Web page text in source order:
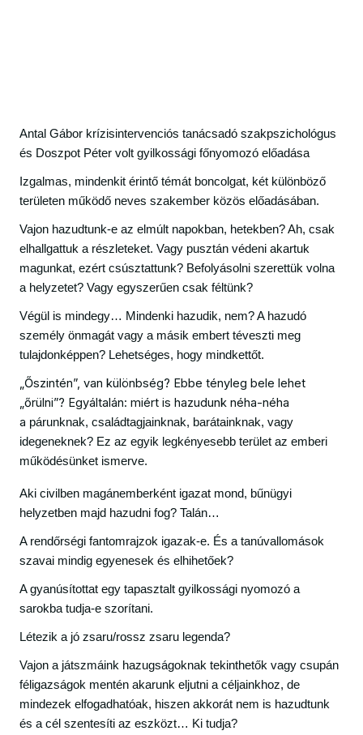
Antal Gábor krízisintervenciós tanácsadó szakpszichológus
és Doszpot Péter volt gyilkossági főnyomozó előadása
Izgalmas, mindenkit érintő témát boncolgat, két különböző
területen működő neves szakember közös előadásában.
Vajon hazudtunk-e az elmúlt napokban, hetekben? Ah, csak
elhallgattuk a részleteket. Vagy pusztán védeni akartuk
magunkat, ezért csúsztattunk? Befolyásolni szerettük volna
a helyzetet? Vagy egyszerűen csak féltünk?
Végül is mindegy… Mindenki hazudik, nem? A hazudó
személy önmagát vagy a másik embert téveszti meg
tulajdonképpen? Lehetséges, hogy mindkettőt.
„Őszintén”, van különbség? Ebbe tényleg bele lehet
„őrülni”? Egyáltalán: miért is hazudunk néha-néha
a párunknak, családtagjainknak, barátainknak, vagy
idegeneknek? Ez az egyik legkényesebb terület az emberi
működésünket ismerve.
Aki civilben magánemberként igazat mond, bűnügyi
helyzetben majd hazudni fog? Talán…
A rendőrségi fantomrajzok igazak-e. És a tanúvallomások
szavai mindig egyenesek és elhihetőek?
A gyanúsítottat egy tapasztalt gyilkossági nyomozó a
sarokba tudja-e szorítani.
Létezik a jó zsaru/rossz zsaru legenda?
Vajon a játszmáink hazugságoknak tekinthetők vagy csupán
féligazságok mentén akarunk eljutni a céljainkhoz, de
mindezek elfogadhatóak, hiszen akkorát nem is hazudtunk
és a cél szentesíti az eszközt… Ki tudja?